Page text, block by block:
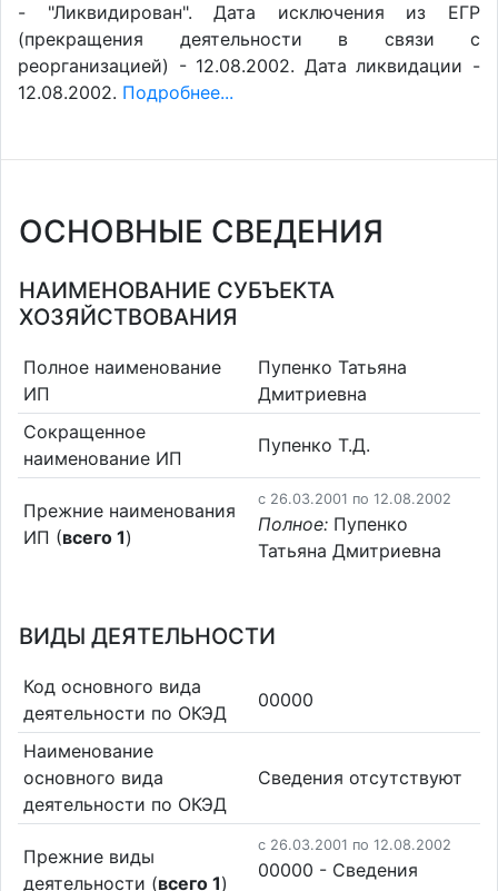
- "Ликвидирован". Дата исключения из ЕГР
(прекращения деятельности в связи с
реорганизацией) - 12.08.2002. Дата ликвидации -
12.08.2002. Подробнее...
ОСНОВНЫЕ СВЕДЕНИЯ
НАИМЕНОВАНИЕ СУБЪЕКТА
ХОЗЯЙСТВОВАНИЯ
Полное наименование
ИП
Пупенко Татьяна
Дмитриевна
Сокращенное
наименование ИП
Пупенко Т.Д.
Прежние наименования
ИП (всего 1)
c 26.03.2001 по 12.08.2002
Полное: Пупенко
Татьяна Дмитриевна
ВИДЫ ДЕЯТЕЛЬНОСТИ
Код основного вида
деятельности по ОКЭД
00000
Наименование
основного вида
деятельности по ОКЭД
Cведения отсутствуют
Прежние виды
деятельности (всего 1)
c 26.03.2001 по 12.08.2002
00000 - Cведения